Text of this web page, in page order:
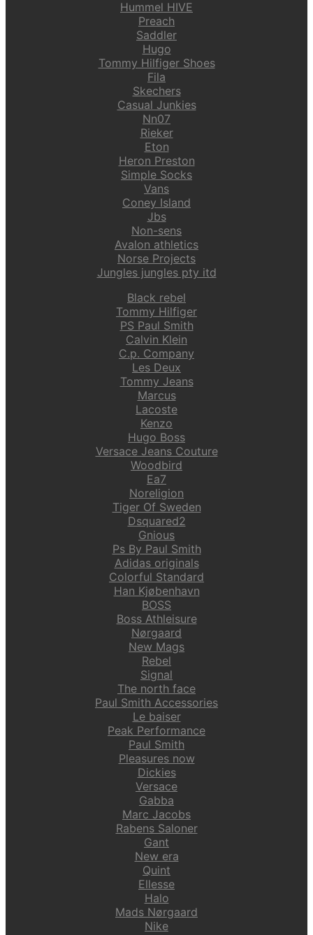
Hummel HIVE
Preach
Saddler
Hugo
Tommy Hilfiger Shoes
Fila
Skechers
Casual Junkies
Nn07
Rieker
Eton
Heron Preston
Simple Socks
Vans
Coney Island
Jbs
Non-sens
Avalon athletics
Norse Projects
Jungles jungles pty itd
Black rebel
Tommy Hilfiger
PS Paul Smith
Calvin Klein
C.p. Company
Les Deux
Tommy Jeans
Marcus
Lacoste
Kenzo
Hugo Boss
Versace Jeans Couture
Woodbird
Ea7
Noreligion
Tiger Of Sweden
Dsquared2
Gnious
Ps By Paul Smith
Adidas originals
Colorful Standard
Han Kjøbenhavn
BOSS
Boss Athleisure
Nørgaard
New Mags
Rebel
Signal
The north face
Paul Smith Accessories
Le baiser
Peak Performance
Paul Smith
Pleasures now
Dickies
Versace
Gabba
Marc Jacobs
Rabens Saloner
Gant
New era
Quint
Ellesse
Halo
Mads Nørgaard
Nike